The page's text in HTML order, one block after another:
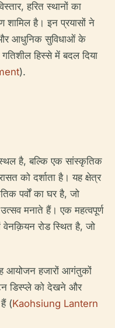
हरित स्थानों का
शामिल है। इन प्रयासों ने
और आधुनिक सुविधाओं के
हिस्से में बदल दिया
).
है, बल्कि एक सांस्कृतिक
को दर्शाता है। यह क्षेत्र
पर्वों का घर है, जो
मनाते हैं। एक महत्वपूर्ण
वेनक़ियन रोड स्थित है, जो
आयोजन हजारों आगंतुकों
डिस्प्ले को देखने और
(Kaohsiung Lantern